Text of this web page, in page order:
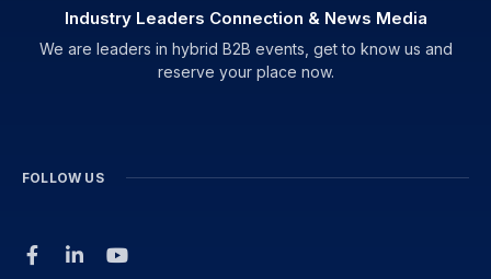
Industry Leaders Connection & News Media
We are leaders in hybrid B2B events, get to know us and
reserve your place now.
FOLLOW US